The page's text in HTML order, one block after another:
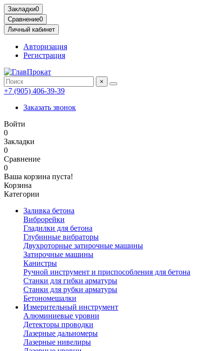
Закладки0
Сравнение0
Личный кабинет
Авторизация
Регистрация
×
+7 (905) 406-39-39
Заказать звонок
Войти
0
Закладки
0
Сравнение
0
Ваша корзина пуста!
Корзина
Категории
Заливка бетона
Виброрейки
Гладилки для бетона
Глубинные вибраторы
Двухроторные затирочные машины
Затирочные машины
Канистры
Ручной инструмент и приспособления для бетона
Станки для гибки арматуры
Станки для рубки арматуры
Бетономешалки
Измерительный инструмент
Алюминиевые уровни
Детекторы проводки
Лазерные дальномеры
Лазерные нивелиры